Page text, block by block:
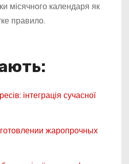
місячного календаря як
правило.
інтеграція сучасної
жаропрочных